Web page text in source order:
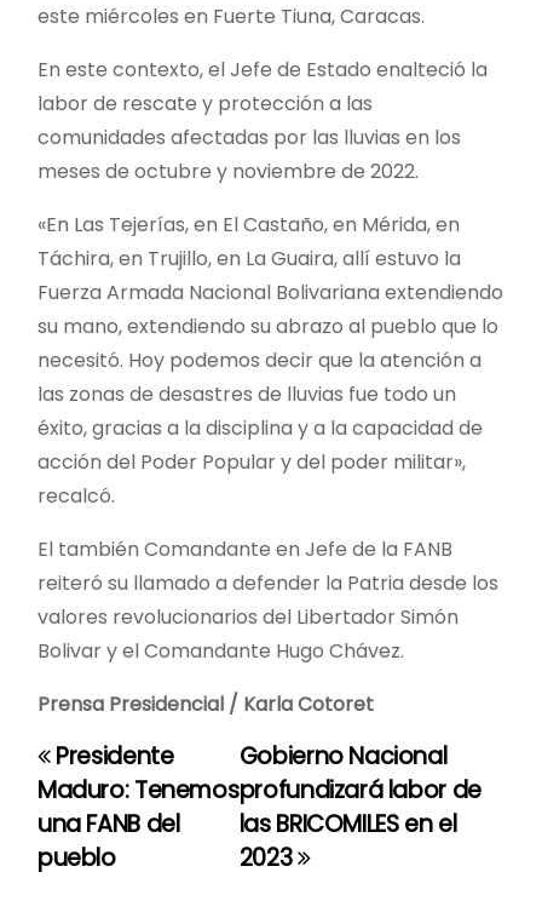
este miércoles en Fuerte Tiuna, Caracas.
En este contexto, el Jefe de Estado enalteció la
labor de rescate y protección a las
comunidades afectadas por las lluvias en los
meses de octubre y noviembre de 2022.
«En Las Tejerías, en El Castaño, en Mérida, en
Táchira, en Trujillo, en La Guaira, allí estuvo la
Fuerza Armada Nacional Bolivariana extendiendo
su mano, extendiendo su abrazo al pueblo que lo
necesitó. Hoy podemos decir que la atención a
las zonas de desastres de lluvias fue todo un
éxito, gracias a la disciplina y a la capacidad de
acción del Poder Popular y del poder militar»,
recalcó.
El también Comandante en Jefe de la FANB
reiteró su llamado a defender la Patria desde los
valores revolucionarios del Libertador Simón
Bolivar y el Comandante Hugo Chávez.
Prensa Presidencial / Karla Cotoret
N
a
v
Gobierno Nacional
profundizará labor de
las BRICOMILES en el
2023
Presidente
Maduro: Tenemos
una FANB del
pueblo